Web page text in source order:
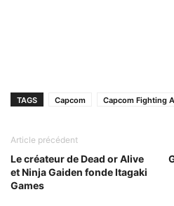
TAGS Capcom Capcom Fighting
Article précédent
Le créateur de Dead or Alive
et Ninja Gaiden fonde Itagaki
Games